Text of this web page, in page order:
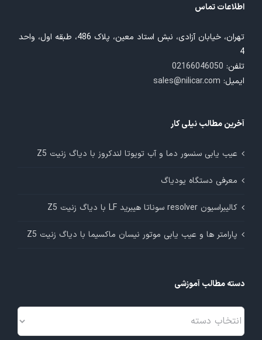
اطلاعات تماس
تهران، خیابان آزادی، نبش استاد معین، پلاک 486، طبقه اول، واحد
4
تلفن: 02166046050
ایمیل: sales@nilicar.com
آخرین مطالب نیلی کار
عیب یابی سنسور دما و آب تویوتا لندکروز با دیاگ زنیت Z5
معرفی دستگاه یودیاگ
کالیبراسیون resolver سوناتا هیبرید LF با دیاگ زنیت Z5
پارامتر ها و عیب یابی موتور نیسان ماکسیما با دیاگ زنیت Z5
دسته مطالب آموزشی
دسته
مطالب